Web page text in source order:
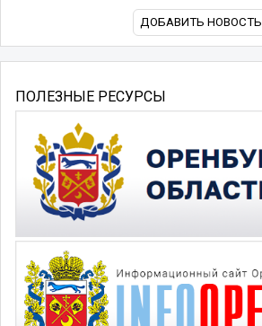
ДОБАВИТЬ НОВОСТЬ
ПОЛЕЗНЫЕ РЕСУРСЫ